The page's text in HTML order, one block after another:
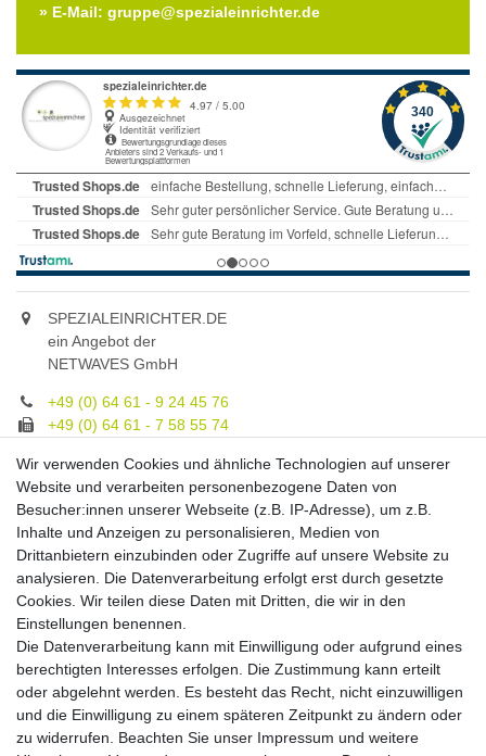
» E-Mail: gruppe@spezialeinrichter.de
SPEZIALEINRICHTER.DE
ein Angebot der
NETWAVES GmbH
+49 (0) 64 61 - 9 24 45 76
+49 (0) 64 61 - 7 58 55 74
Unsere Fachberatung:
Montag - Freitag, 9.00 - 21.00
Zahlungsmöglichkeiten
Versandkosten
Versandarten
Auslandsversand, Hochgebirgs- oder
Insellieferung
Wir verwenden Cookies und ähnliche Technologien auf unserer
Website und verarbeiten personenbezogene Daten von
Besucher:innen unserer Webseite (z.B. IP-Adresse), um z.B.
Inhalte und Anzeigen zu personalisieren, Medien von
Drittanbietern einzubinden oder Zugriffe auf unsere Website zu
analysieren. Die Datenverarbeitung erfolgt erst durch gesetzte
Cookies. Wir teilen diese Daten mit Dritten, die wir in den
Einstellungen benennen.
Die Datenverarbeitung kann mit Einwilligung oder aufgrund eines
berechtigten Interesses erfolgen. Die Zustimmung kann erteilt
oder abgelehnt werden. Es besteht das Recht, nicht einzuwilligen
und die Einwilligung zu einem späteren Zeitpunkt zu ändern oder
zu widerrufen. Beachten Sie unser Impressum und weitere